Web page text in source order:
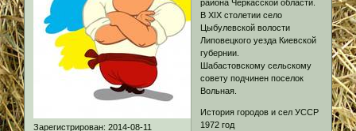
Зарегистрирован: 2014-08-11
района Черкасской области.
В ХІХ столетии село
Цыбулевской волости
Липовецкого уезда Киевской
губернии.
Шабастовскому сельскому
совету подчинен поселок
Вольная.
История городов и сел УССР
1972 год